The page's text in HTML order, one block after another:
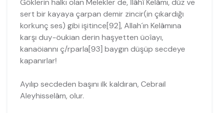
sert bir kayaya çarpan demir zincir(in çıkardığı
korkunç ses) gibi işitince[92], Allah´ın Kelâmına
karşı duy-öukian derin haşyetten üoîayı,
kanaöiannı ç/rparla[93] baygın düşüp secdeye
ka­panırlar!
Ayılıp secdeden başını ilk kaldıran, Cebrail
Aleyhisselâm, olur.